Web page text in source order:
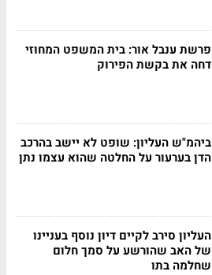
פרשת ענבל אור: בית המשפט המחוזי
דחה את בקשת הפירוק
ביהמ"ש העליון: שופט לא יישב בהרכב
הדן בערעור על החלטה שהוא עצמו נתן
העליון סירב לקיים דיון נוסף בעניינו
של האב שהורשע על סמך חלום
שחלמה בתו